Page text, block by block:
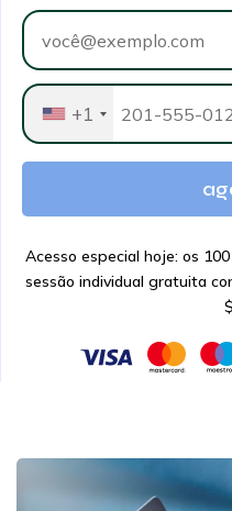
+1
Acesso especial hoje: os
sessão individual gratuita